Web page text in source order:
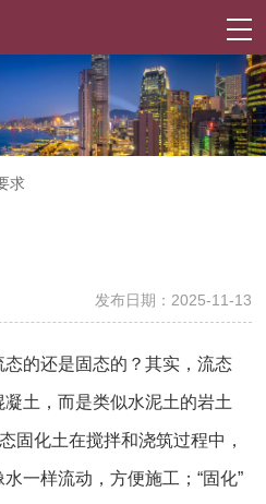
求
发布日期：2025-11-13
的还是固态的？其实，流态
土，而是类似水泥土的岩土
固化土在搅拌和浇筑过程中，
一样流动，方便施工；“固化”